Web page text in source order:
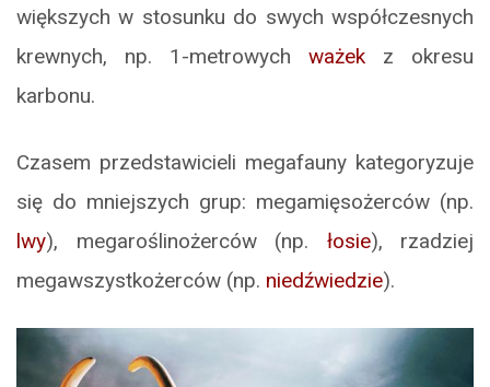
większych w stosunku do swych współczesnych
krewnych, np. 1-metrowych ważek z okresu
karbonu.
Czasem przedstawicieli megafauny kategoryzuje
się do mniejszych grup: megamięsożerców (np.
lwy), megaroślinożerców (np. łosie), rzadziej
megawszystkożerców (np. niedźwiedzie).